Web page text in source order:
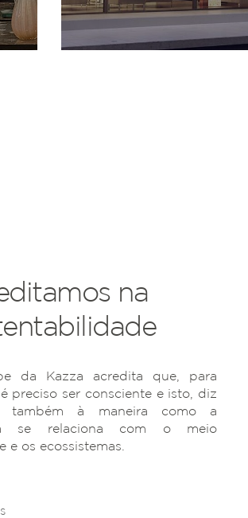
na
da Kazza acredita que, para
preciso ser consciente e isto, diz
também à maneira como a
se relaciona com o meio
e os ecossistemas.